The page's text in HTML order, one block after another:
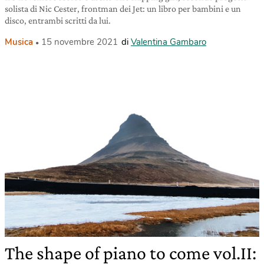
solista di Nic Cester, frontman dei Jet: un libro per bambini e un
disco, entrambi scritti da lui.
Musica 15 novembre 2021 di Valentina Gambaro
The shape of piano to come vol.II: